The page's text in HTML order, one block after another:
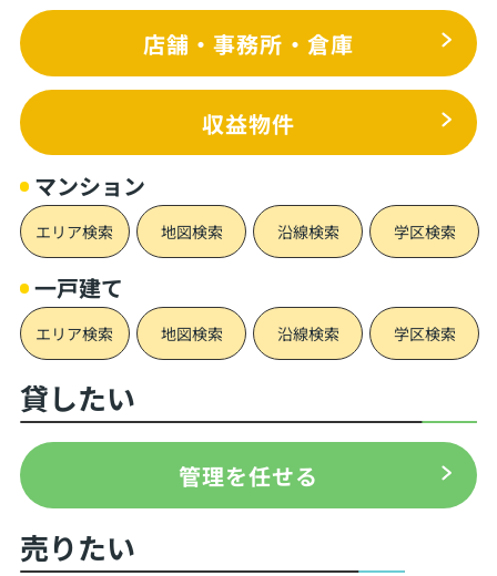
店舗・事務所・倉庫
収益物件
マンション
エリア検索 地図検索 沿線検索 学区検索
一戸建て
エリア検索 地図検索 沿線検索 学区検索
貸したい
管理を任せる
売りたい